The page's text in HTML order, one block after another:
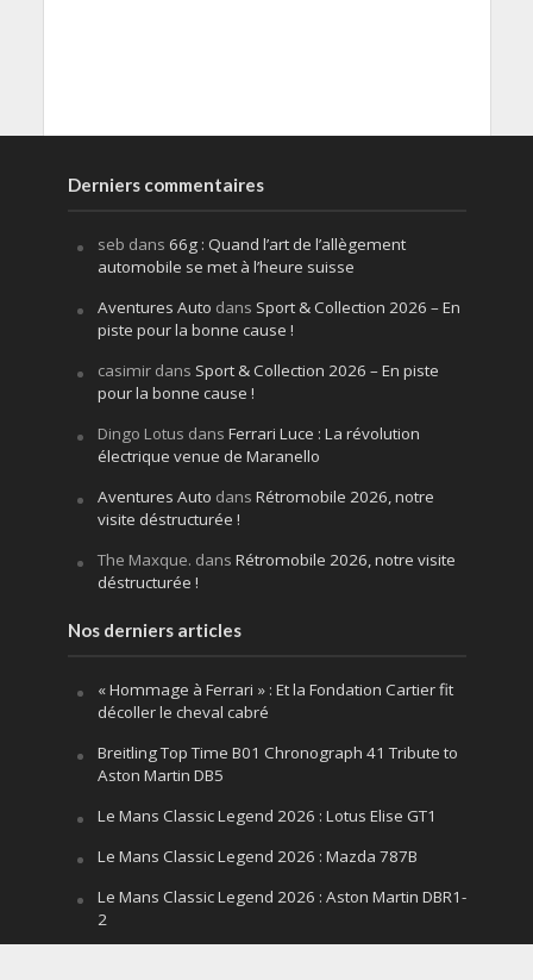
Derniers commentaires
seb dans 66g : Quand l’art de l’allègement
automobile se met à l’heure suisse
Aventures Auto dans Sport & Collection 2026 – En
piste pour la bonne cause !
casimirdans Sport & Collection 2026 – En piste
pour la bonne cause !
Dingo Lotus dans Ferrari Luce : La révolution
électrique venue de Maranello
Aventures Auto dans Rétromobile 2026, notre
visite déstructurée !
The Maxque. dans Rétromobile 2026, notre visite
déstructurée !
Nos derniers articles
« Hommage à Ferrari » : Et la Fondation Cartier fit
décoller le cheval cabré
Breitling Top Time B01 Chronograph 41 Tribute to
Aston Martin DB5
Le Mans Classic Legend 2026 : Lotus Elise GT1
Le Mans Classic Legend 2026 : Mazda 787B
Le Mans Classic Legend 2026 : Aston Martin DBR1-
2